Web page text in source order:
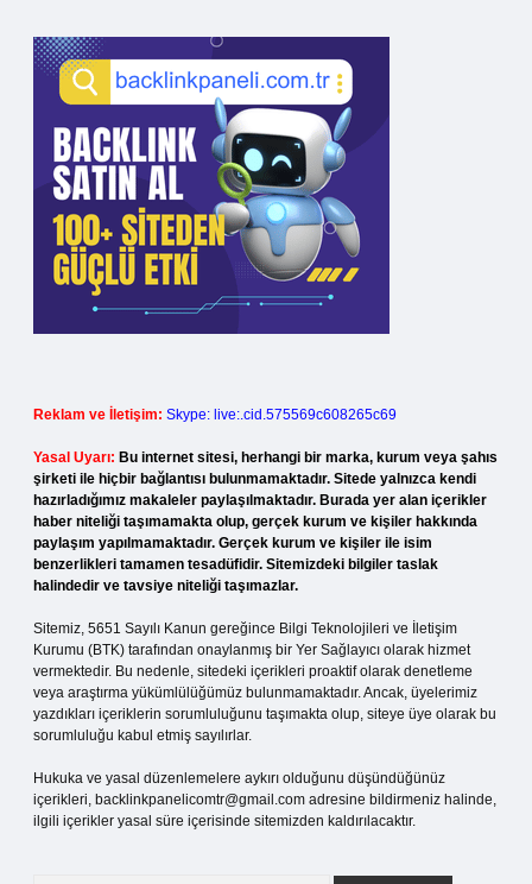
Reklam ve İletişim: Skype: live:.cid.575569c608265c69
Yasal Uyarı: Bu internet sitesi, herhangi bir marka, kurum veya şahıs
şirketi ile hiçbir bağlantısı bulunmamaktadır. Sitede yalnızca kendi
hazırladığımız makaleler paylaşılmaktadır. Burada yer alan içerikler
haber niteliği taşımamakta olup, gerçek kurum ve kişiler hakkında
paylaşım yapılmamaktadır. Gerçek kurum ve kişiler ile isim
benzerlikleri tamamen tesadüfidir. Sitemizdeki bilgiler taslak
halindedir ve tavsiye niteliği taşımazlar.
Sitemiz, 5651 Sayılı Kanun gereğince Bilgi Teknolojileri ve İletişim
Kurumu (BTK) tarafından onaylanmış bir Yer Sağlayıcı olarak hizmet
vermektedir. Bu nedenle, sitedeki içerikleri proaktif olarak denetleme
veya araştırma yükümlülüğümüz bulunmamaktadır. Ancak, üyelerimiz
yazdıkları içeriklerin sorumluluğunu taşımakta olup, siteye üye olarak bu
sorumluluğu kabul etmiş sayılırlar.
Hukuka ve yasal düzenlemelere aykırı olduğunu düşündüğünüz
içerikleri, backlinkpanelicomtr@gmail.com adresine bildirmeniz halinde,
ilgili içerikler yasal süre içerisinde sitemizden kaldırılacaktır.